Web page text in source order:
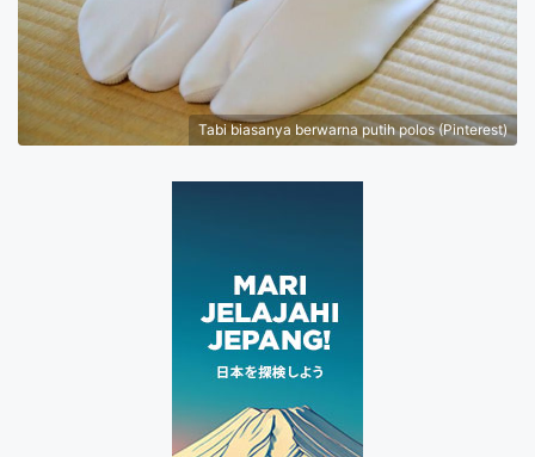
Tabi biasanya berwarna putih polos (Pinterest)